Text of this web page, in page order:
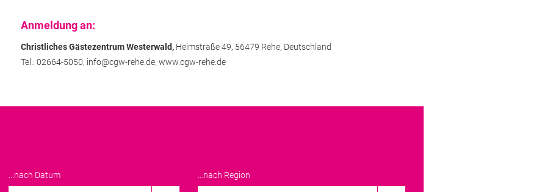
Anmeldung an:
Christliches Gästezentrum Westerwald, Heimstraße 49, 56479 Rehe, Deutschland
Tel.: 02664-5050, info@cgw-rehe.de, www.cgw-rehe.de
...nach Datum ...nach Region